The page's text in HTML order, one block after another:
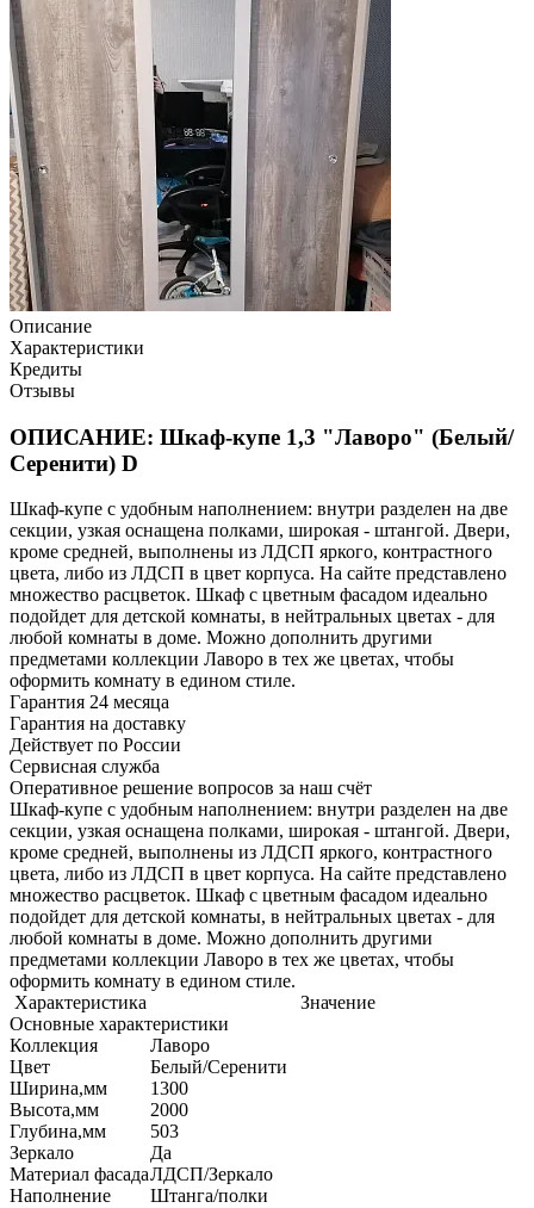
Описание
Характеристики
Кредиты
Отзывы
ОПИСАНИЕ: Шкаф-купе 1,3 "Лаворо" (Белый/
Серенити) D
Шкаф-купе с удобным наполнением: внутри разделен на две
секции, узкая оснащена полками, широкая - штангой. Двери,
кроме средней, выполнены из ЛДСП яркого, контрастного
цвета, либо из ЛДСП в цвет корпуса. На сайте представлено
множество расцветок. Шкаф с цветным фасадом идеально
подойдет для детской комнаты, в нейтральных цветах - для
любой комнаты в доме. Можно дополнить другими
предметами коллекции Лаворо в тех же цветах, чтобы
оформить комнату в едином стиле.
Гарантия 24 месяца
Гарантия на доставку
Действует по России
Сервисная служба
Оперативное решение вопросов за наш счёт
Шкаф-купе с удобным наполнением: внутри разделен на две
секции, узкая оснащена полками, широкая - штангой. Двери,
кроме средней, выполнены из ЛДСП яркого, контрастного
цвета, либо из ЛДСП в цвет корпуса. На сайте представлено
множество расцветок. Шкаф с цветным фасадом идеально
подойдет для детской комнаты, в нейтральных цветах - для
любой комнаты в доме. Можно дополнить другими
предметами коллекции Лаворо в тех же цветах, чтобы
оформить комнату в едином стиле.
Характеристика
Значение
Основные характеристики
Коллекция
Лаворо
Цвет
Белый/Серенити
Ширина,мм
1300
Высота,мм
2000
Глубина,мм
503
Зеркало
Да
Материал фасадаЛДСП/Зеркало
Наполнение
Штанга/полки